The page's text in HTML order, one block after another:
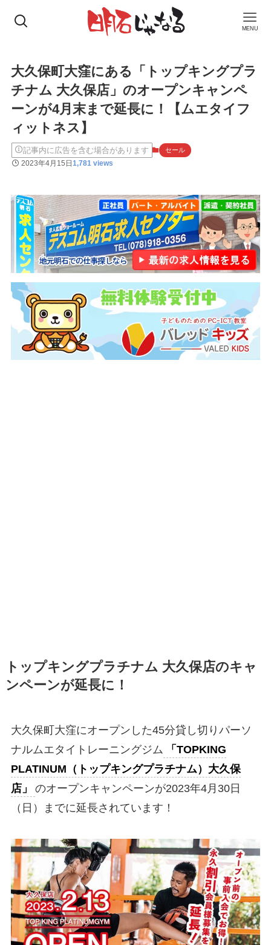
MENU
大久保町大窪にある「トップキングプラ
チナム 大久保店」のオープンキャンペ
ーンが4月末まで延長に！【ムエタイフ
ィットネス】
記事内に広告を含む場合があります セール
2023年4月15日1,781 views
トップキングプラチナム 大久保店のキャ
ンペーンが延長に！
大久保町大窪にオープンした45分貸し切りパーソ
ナルムエタイトレーニングジム
「TOPKING
PLATINUM（トップキングプラチナム）大久保
店」
のオープンキャンペーンが2023年4月30日
（日）までに延長されています！